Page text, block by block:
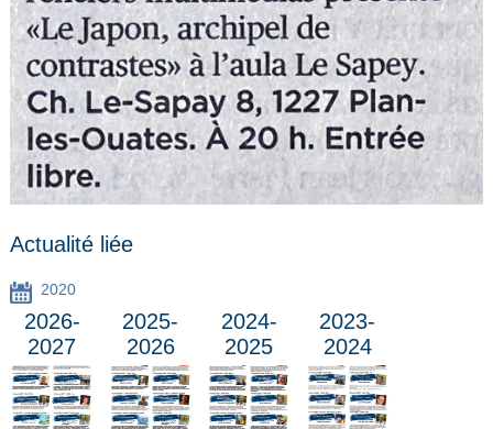
Actualité liée
2020
2026-
2027
2025-
2026
2024-
2025
2023-
2024